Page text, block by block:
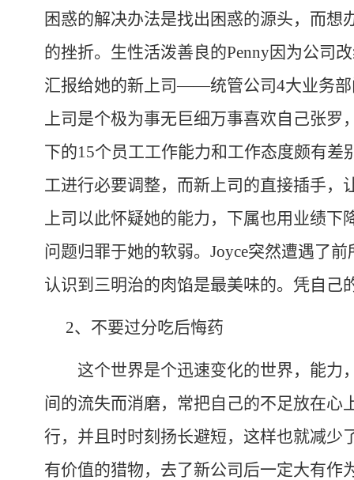
困惑的解决办法是找出困惑的源头，而
的挫折。生性活泼善良的Penny因为公司
汇报给她的新上司——统管公司4大业务
上司是个极为事无巨细万事喜欢自己张罗
下的15个员工工作能力和工作态度颇有差
工进行必要调整，而新上司的直接插手，
上司以此怀疑她的能力，下属也用业绩
问题归罪于她的软弱。 Joyce突然遭遇了前
认识到三明治的肉馅是最美味的。凭自己
2、不要过分吃后悔药
这个世界是个迅速变化的世界，能力
间的流失而消磨，常把自己的不足放在
行，并且时时刻扬长避短，这样也就减少
有价值的猎物，去了新公司后一定大有作